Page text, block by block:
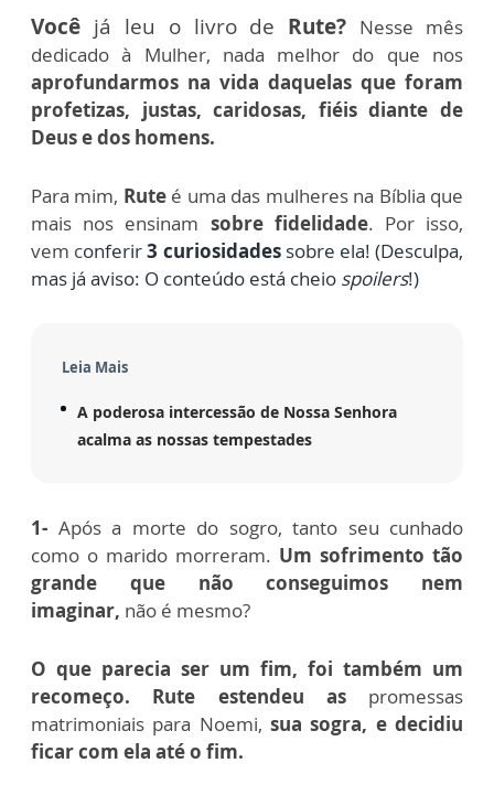
Você já leu o livro de Rute? Nesse mês
dedicado à Mulher, nada melhor do que nos
aprofundarmos na vida daquelas que foram
profetizas, justas, caridosas, fiéis diante de
Deus e dos homens.
Para mim, Ruteé uma das mulheres na Bíblia que
mais nos ensinam sobre fidelidade. Por isso,
vem conferir3 curiosidadessobre ela! (Desculpa,
mas já aviso: O conteúdo está cheio spoilers!)
Leia Mais
A poderosa intercessão de Nossa Senhora
acalma as nossas tempestades
1- Após a morte do sogro, tanto seu cunhado
como o marido morreram. Um sofrimento tão
grande que não conseguimos nem
imaginar, não é mesmo?
O que parecia ser um fim, foi também um
recomeço. Rute estendeu as promessas
matrimoniais para Noemi, sua sogra, e decidiu
ficar com ela até o fim.